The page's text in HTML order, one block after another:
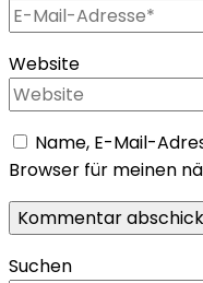
Website
Name, E-Mail-
Browser für meinen
Suchen